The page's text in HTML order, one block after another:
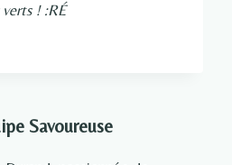
verts ! :RÉ
Savoureuse